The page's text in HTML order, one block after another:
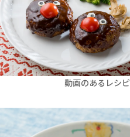
動画のあるレシピ